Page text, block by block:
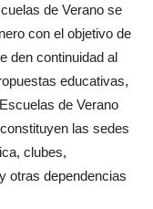
de Verano se
con el objetivo de
den continuidad al
educativas,
de Verano
las sedes
clubes,
otras dependencias